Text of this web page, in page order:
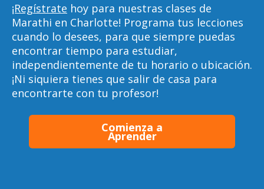
¡Regístrate hoy para nuestras clases de
Marathi en Charlotte! Programa tus lecciones
cuando lo desees, para que siempre puedas
encontrar tiempo para estudiar,
independientemente de tu horario o ubicación.
¡Ni siquiera tienes que salir de casa para
encontrarte con tu profesor!
Comienza a
Aprender